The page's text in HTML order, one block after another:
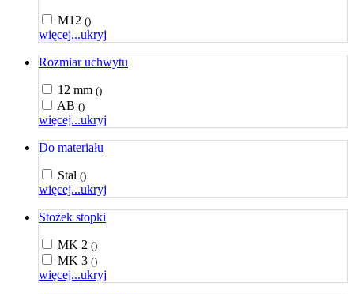
M12 ()
więcej...ukryj
Rozmiar uchwytu
12 mm ()
AB ()
więcej...ukryj
Do materiału
Stal ()
więcej...ukryj
Stożek stopki
MK 2 ()
MK 3 ()
więcej...ukryj